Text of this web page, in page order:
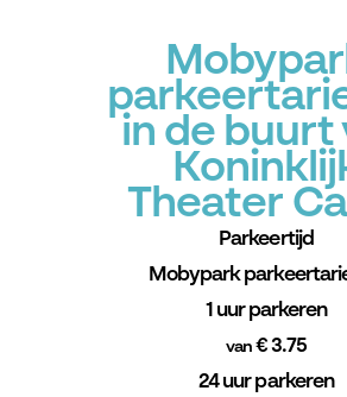
in de buurt
Theater
Parkeertijd
Mobypark
1 uur parkeren
van€ 3.75
24 uur parkeren